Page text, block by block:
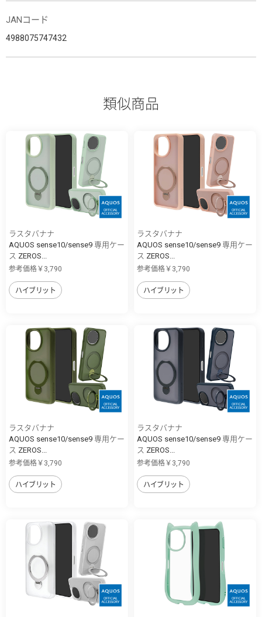
JANコード
4988075747432
類似商品
ラスタバナナ
AQUOS sense10/sense9 専用ケー
ス ZEROS...
参考価格￥3,790
ハイブリット
ラスタバナナ
AQUOS sense10/sense9 専用ケー
ス ZEROS...
参考価格￥3,790
ハイブリット
ラスタバナナ
AQUOS sense10/sense9 専用ケー
ス ZEROS...
参考価格￥3,790
ハイブリット
ラスタバナナ
AQUOS sense10/sense9 専用ケー
ス ZEROS...
参考価格￥3,790
ハイブリット